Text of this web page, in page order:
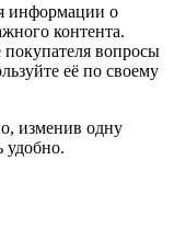
информации о
контента.
вопросы
её по своему
изменив одну
удобно.